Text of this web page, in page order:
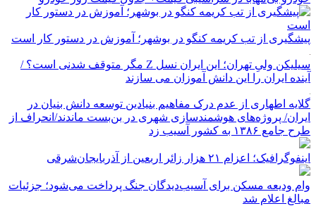
پیشگیری از تب کریمه کنگو در بوشهر؛ آموزش در دستور کار است
سیلیکن ولیِ تهران؛ این ایران نسل Z مگر متوقف شدنی است؟ /
آینده ایران را این دانش آموزان می سازند
گلایه اطهاری از عدم درک مفاهیم بنیادین توسعه دانش بنیان در
ایران/ پروژه‌های هوشمندسازی شهری در بن‌بست ماندند/انحراف از
طرح جامع ۱۳۸۶ به کشور آسیب زد
اینفوگرافیک؛ اعزام ۲۱ هزار زائر اربعین از آذربایجان‌شرقی
وام ودیعه مسکن برای آسیب‌دیدگان جنگ پرداخت می‌شود؛ جزئیات
مبالغ اعلام شد